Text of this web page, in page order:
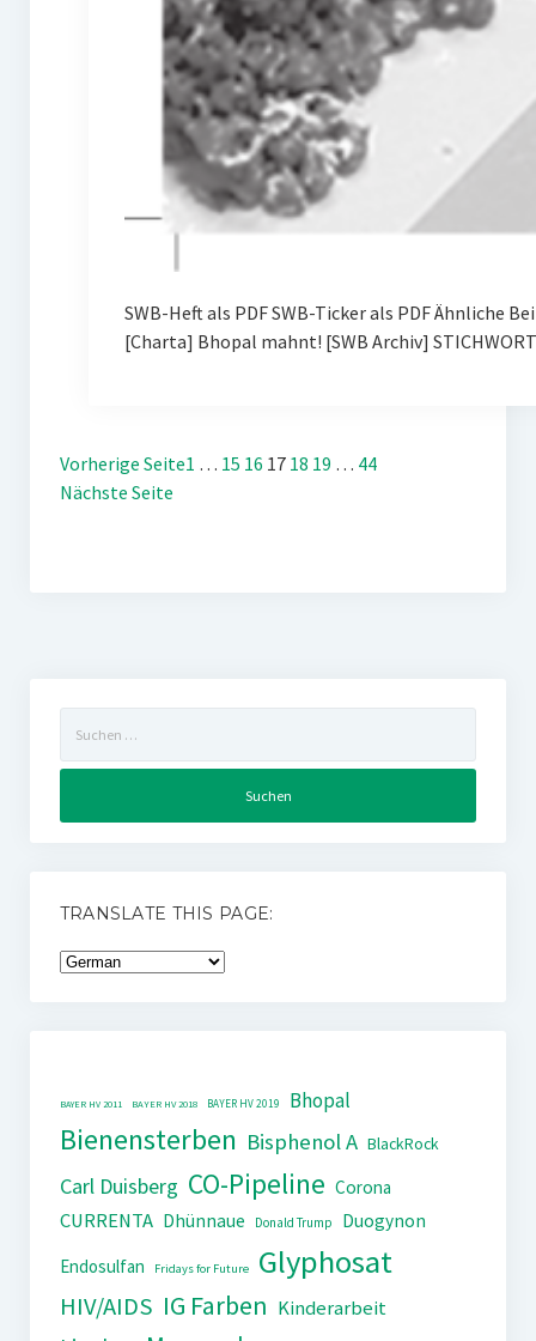
SWB-Heft als PDF SWB-Ticker als PDF Ähnliche
[Charta] Bhopal mahnt! [SWB Archiv] STICHWORT
Vorherige Seite1 … 15 16 17 18 19 … 44
Nächste Seite
nach:
TRANSLATE THIS PAGE:
BAYER HV 2011 BAYER HV 2018 BAYER HV 2019 Bhopal
Bienensterben Bisphenol A BlackRock
Carl Duisberg CO-Pipeline Corona
CURRENTA Dhünnaue Donald Trump
Duogynon
Endosulfan
Fridays for Future Glyphosat
HIV/AIDS IG Farben Kinderarbeit